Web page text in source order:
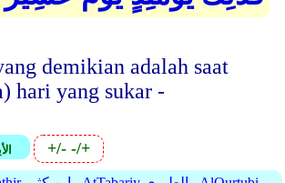
demikian adalah saat
hari yang sukar -
+/--/+